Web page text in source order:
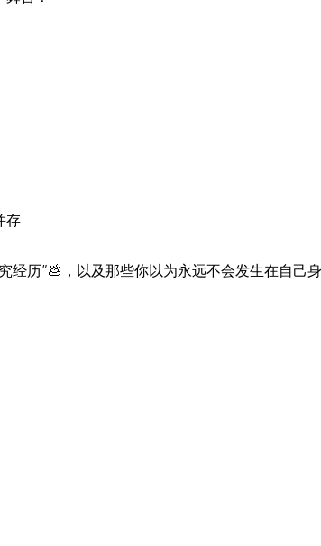
存
经历”💩，以及那些你以为永远不会发生在自己